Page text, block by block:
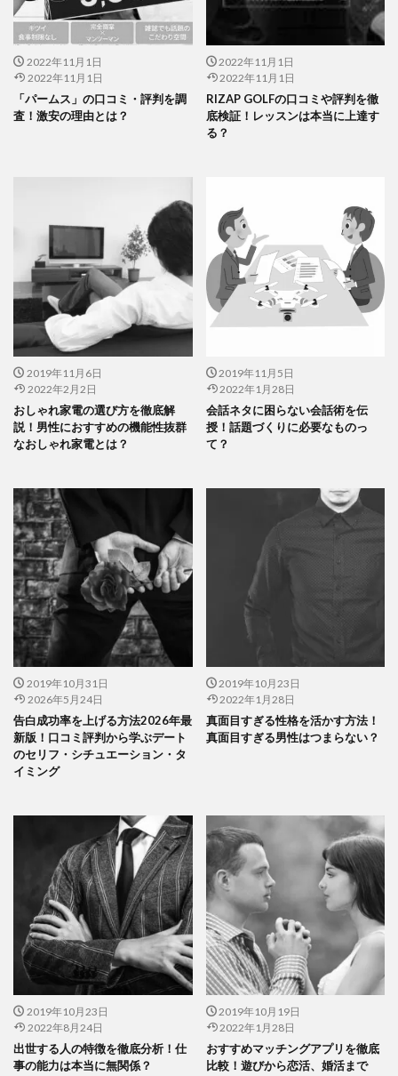
2022年11月1日
2022年11月1日
「パームス」の口コミ・評判を調
査！激安の理由とは？
2022年11月1日
2022年11月1日
RIZAP GOLFの口コミや評判を徹
底検証！レッスンは本当に上達す
る？
2019年11月6日
2022年2月2日
おしゃれ家電の選び方を徹底解
説！男性におすすめの機能性抜群
なおしゃれ家電とは？
2019年11月5日
2022年1月28日
会話ネタに困らない会話術を伝
授！話題づくりに必要なものっ
て？
2019年10月31日
2026年5月24日
告白成功率を上げる方法2026年最
新版！口コミ評判から学ぶデート
のセリフ・シチュエーション・タ
イミング
2019年10月23日
2022年1月28日
真面目すぎる性格を活かす方法！
真面目すぎる男性はつまらない？
2019年10月23日
2022年8月24日
出世する人の特徴を徹底分析！仕
事の能力は本当に無関係？
2019年10月19日
2022年1月28日
おすすめマッチングアプリを徹底
比較！遊びから恋活、婚活まで